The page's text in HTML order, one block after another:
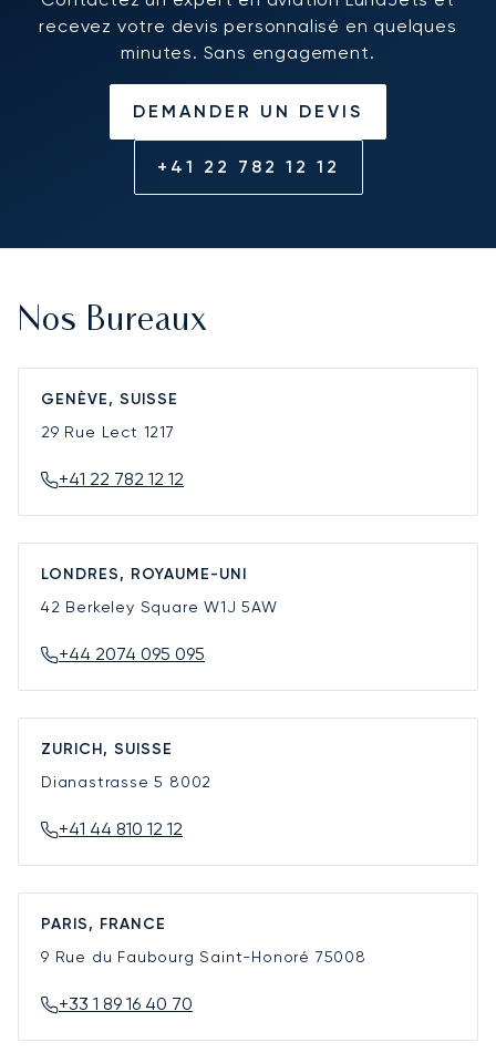
recevez votre devis personnalisé en quelques
minutes. Sans engagement.
DEMANDER UN DEVIS
+41 22 782 12 12
Nos Bureaux
GENÈVE, SUISSE
29 Rue Lect 1217
+41 22 782 12 12
LONDRES, ROYAUME-UNI
42 Berkeley SquareW1J 5AW
+44 2074 095 095
ZURICH, SUISSE
Dianastrasse 5 8002
+41 44 810 12 12
PARIS, FRANCE
9 Rue du Faubourg Saint-Honoré 75008
+33 1 89 16 40 70